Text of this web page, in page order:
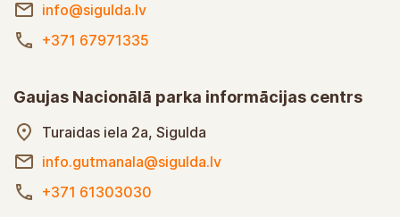
info@sigulda.lv
+371 67971335
Gaujas Nacionālā parka informācijas centrs
Turaidas iela 2a, Sigulda
info.gutmanala@sigulda.lv
+371 61303030